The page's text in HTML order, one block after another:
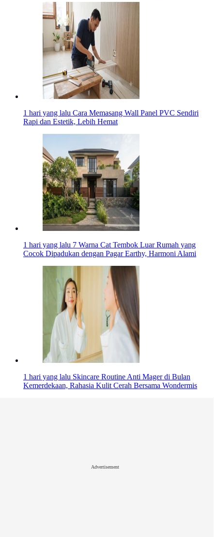
1 hari yang lalu Cara Memasang Wall Panel PVC Sendiri
Rapi dan Estetik, Lebih Hemat
1 hari yang lalu 7 Warna Cat Tembok Luar Rumah yang
Cocok Dipadukan dengan Pagar Earthy, Harmoni Alami
1 hari yang lalu Skincare Routine Anti Mager di Bulan
Kemerdekaan, Rahasia Kulit Cerah Bersama Wondermis
Advertisement